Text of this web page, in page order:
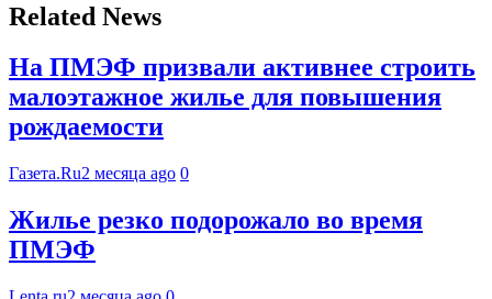
Related News
На ПМЭФ призвали активнее строить
малоэтажное жилье для повышения
рождаемости
Газета.Ru2 месяца ago 0
Жилье резко подорожало во время
ПМЭФ